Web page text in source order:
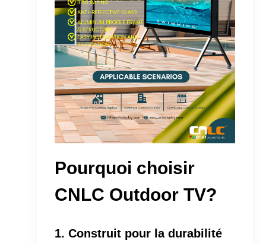
Pourquoi choisir
CNLC Outdoor TV?
1. Construit pour la durabilité